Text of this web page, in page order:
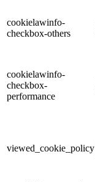
cookielawinfo-
checkbox-others
cookielawinfo-
checkbox-
performance
viewed_cookie_policy